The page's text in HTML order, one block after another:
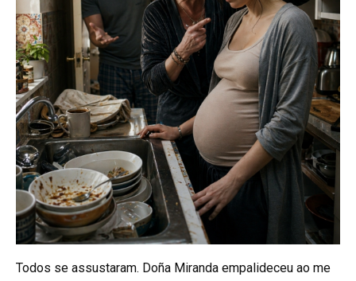
Todos se assustaram. Doña Miranda empalideceu ao me